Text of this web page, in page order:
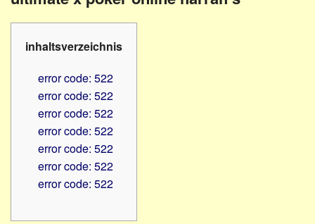
Hilfsmittel
-
PC
Hörbüchereien
Reha-
Lehrer
Verbände
inhaltsverzeichnis
error code: 522
error code: 522
error code: 522
error code: 522
error code: 522
error code: 522
error code: 522